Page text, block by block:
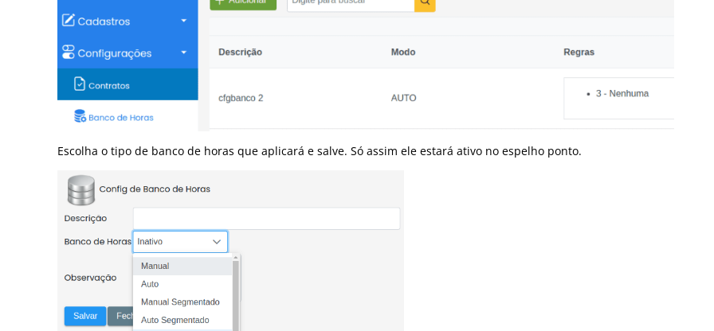
Escolha o tipo de banco de horas que aplicará e salve. Só assim ele estará ativo no espelho ponto.